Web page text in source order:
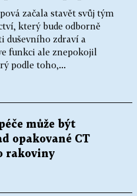
začala stavět svůj tým
který bude odborně
duševního zdraví a
funkci ale znepokojil
podle toho,...
může být
opakované CT
rakoviny